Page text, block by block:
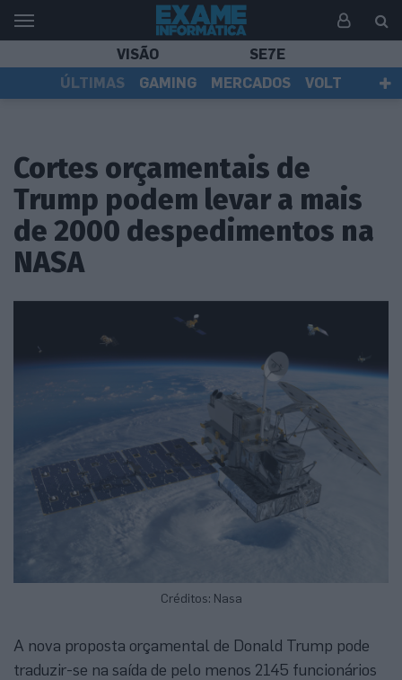
VISÃO
SE7E
ÚLTIMAS
GAMING MERCADOS
VOLT
Cortes orçamentais de
Trump podem levar a mais
de 2000 despedimentos na
NASA
Créditos: Nasa
A nova proposta orçamental de Donald Trump pode
traduzir-se na saída de pelo menos 2145 funcionários